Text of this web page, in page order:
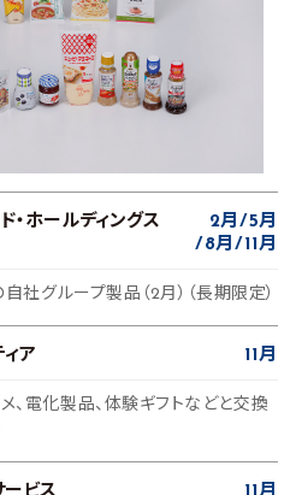
・ホールディングス 2月
5月
8月
11月
社グループ製品（2月）（長期限定）
ア 11月
、電化製品、体験ギフトなどと交換